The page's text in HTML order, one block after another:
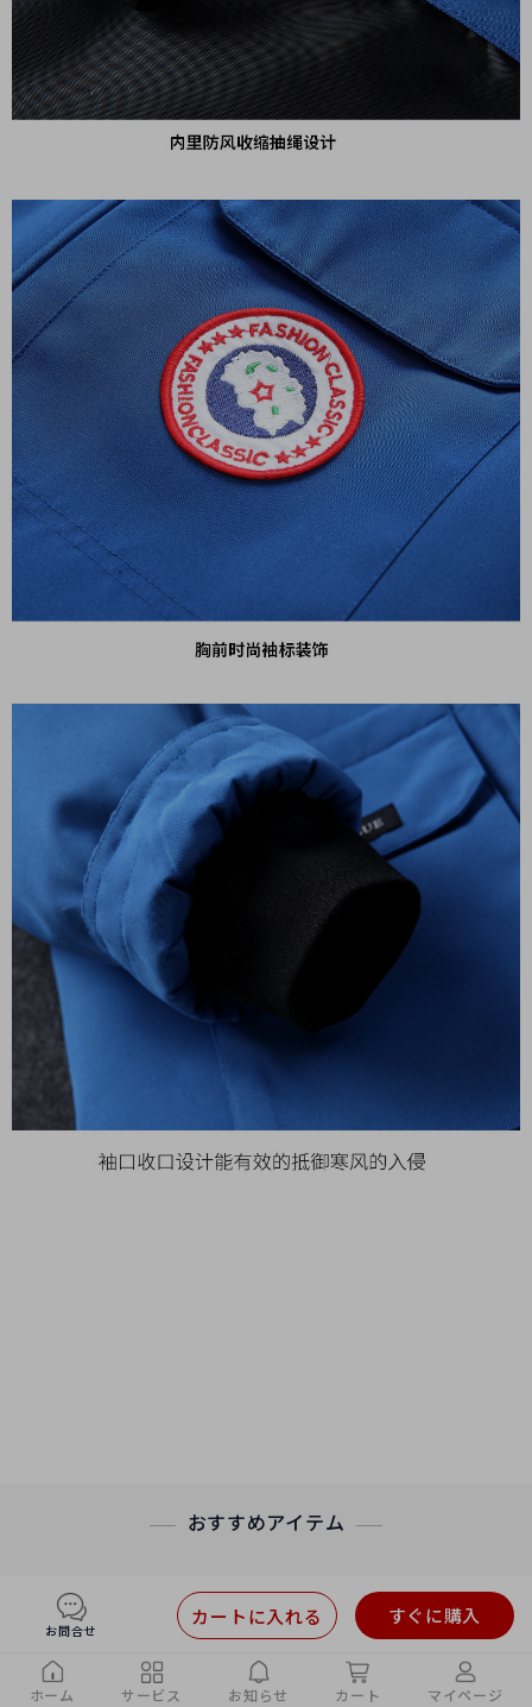
おすすめアイテム
お問合せ
すぐに購入
カートに入れる
ホーム サービス お知らせ カート マイページ